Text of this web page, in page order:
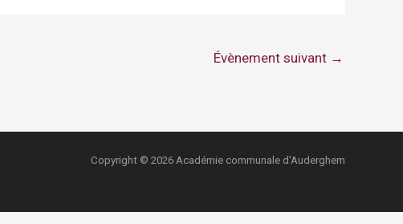
Évènement suivant →
Copyright © 2026 Académie communale d'Auderghem